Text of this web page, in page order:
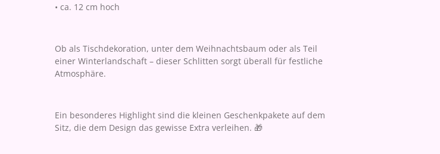
• ca. 12 cm hoch
Ob als Tischdekoration, unter dem Weihnachtsbaum oder als Teil
einer Winterlandschaft – dieser Schlitten sorgt überall für festliche
Atmosphäre.
Ein besonderes Highlight sind die kleinen Geschenkpakete auf dem
Sitz, die dem Design das gewisse Extra verleihen. 🎁